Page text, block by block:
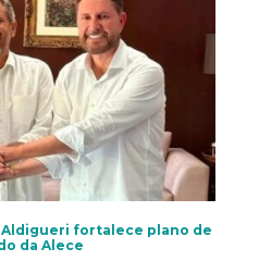
Aldigueri fortalece plano de
da Alece